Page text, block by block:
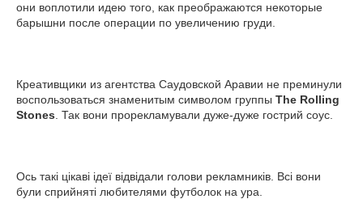
они воплотили идею того, как преображаются некоторые
барышни после операции по увеличению груди.
Креативщики из агентства Саудовской Аравии не преминули
воспользоваться знаменитым символом группы The Rolling
Stones . Так вони прорекламували дуже-дуже гострий соус.
Ось такі цікаві ідеї відвідали голови рекламників. Всі вони
були сприйняті любителями футболок на ура.